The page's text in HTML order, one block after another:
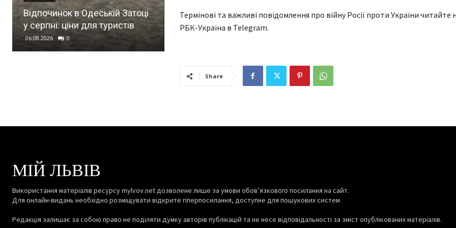
Відпочинок в Одеській Затоці
у серпні: ціни для туристів
06.08.2026 0
три дні обмежать рух: як
курсуватиме тролейбус №22
своєю ШІ-моделлю іншої
Термінові та важливі повідомлення про війну Росії проти України читайте
РБК-Україна в Telegram.
Share
МІЙ ЛЬВІВ
Використання матеріалів ресурсу mylvov.net дозволене лише за умови обов’язкового посилання на сайт.
Для онлайн-видань необхідно розміщувати відкрите гіперпосилання, доступне для пошукових систем.
Редакція залишає за собою право не поділяти думку авторів публікацій та не несе відповідальності за зміст опублікованих матеріалів.